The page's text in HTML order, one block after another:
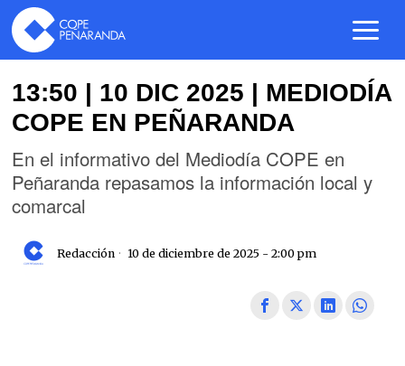
13:50 | 10 DIC 2025 | MEDIODÍA
COPE EN PEÑARANDA
En el informativo del Mediodía COPE en
Peñaranda repasamos la información local y
comarcal
Redacción 10 de diciembre de 2025 - 2:00 pm